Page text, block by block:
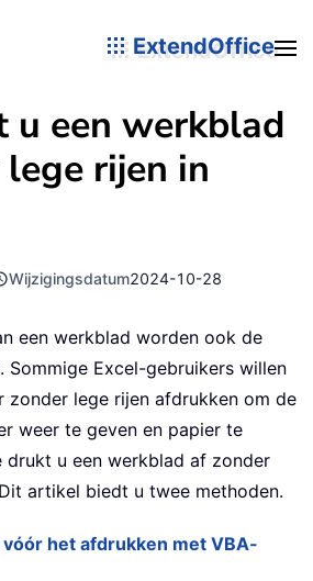
ExtendOffice
u een werkblad
rijen in
Wijzigingsdatum2024-10-28
een werkblad worden ook de
Sommige Excel-gebruikers willen
zonder lege rijen afdrukken om de
weer te geven en papier te
drukt u een werkblad af zonder
artikel biedt u twee methoden.
het afdrukken met VBA-